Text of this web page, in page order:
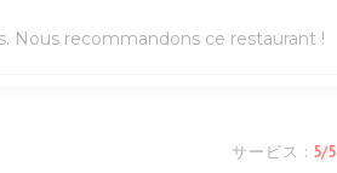
Nous recommandons ce restaurant !
サービス : 5/5